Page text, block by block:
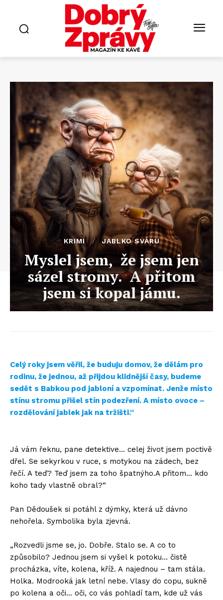
KRIMI JABLKO SVÁRU
Myslel jsem, že jsem jen
sázel stromy. A přitom
jsem si kopal jámu.
Celý roky jsem věřil, že buduju domov, že dělám pro
rodinu, že jednou, až přijdou klidnější časy, budeme
sedět s Babkou pod jabloní a vzpomínat. Jenže místo
stínu stromu přišel stín podezření. A místo ovoce –
rozdělování jablek jak na tržišti.“
Já vám řeknu, pane detektive… celej život jsem poctivě
dřel. Se sekyrkou v ruce, s motykou na zádech, bez
řečí. A teď? Teď jsem za toho špatnýho.A přitom… kdo
koho tady vlastně obral?“
Pan Dědoušek si potáhl z dýmky, která už dávno
nehořela. Symbolika byla zjevná.
„Rozvedli jsme se, jo. Dobře. Stalo se. A co to
způsobilo? Jednou jsem si vyšel k potoku… čistě
procházka, víte, kolena, kříž. A najednou – tam stála.
Holka. Modrooká jak letní nebe. Vlasy do copu, sukně
po kolena a oči… oči, co vás pohladí tam, kde už vás